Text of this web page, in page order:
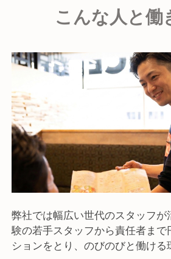
こんな人と働
弊社では幅広い世代のスタッフ
験の若手スタッフから責任者ま
ションをとり、のびのびと働ける